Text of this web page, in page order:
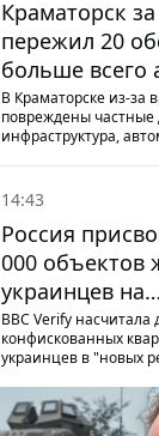
Краматорск за
пережил 20
больше всего
КАБ-250
В Краматорске из-за
повреждены частные
инфраструктура,
14:43
Россия
000 объектов
украинцев на
территориях -
BBC Verify насчитала
конфискованных
украинцев в "новых